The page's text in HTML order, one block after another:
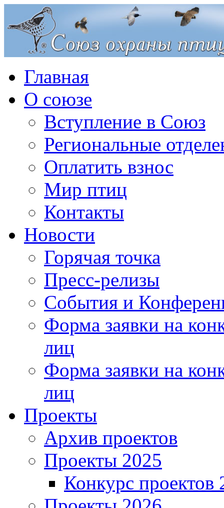
Главная
О союзе
Вступление в Союз
Региональные
Оплатить взнос
Мир птиц
Контакты
Новости
Горячая точка
Пресс-релизы
События и
Форма заявки на
лиц
Форма заявки на
лиц
Проекты
Архив проектов
Проекты 2025
Конкурс проектов